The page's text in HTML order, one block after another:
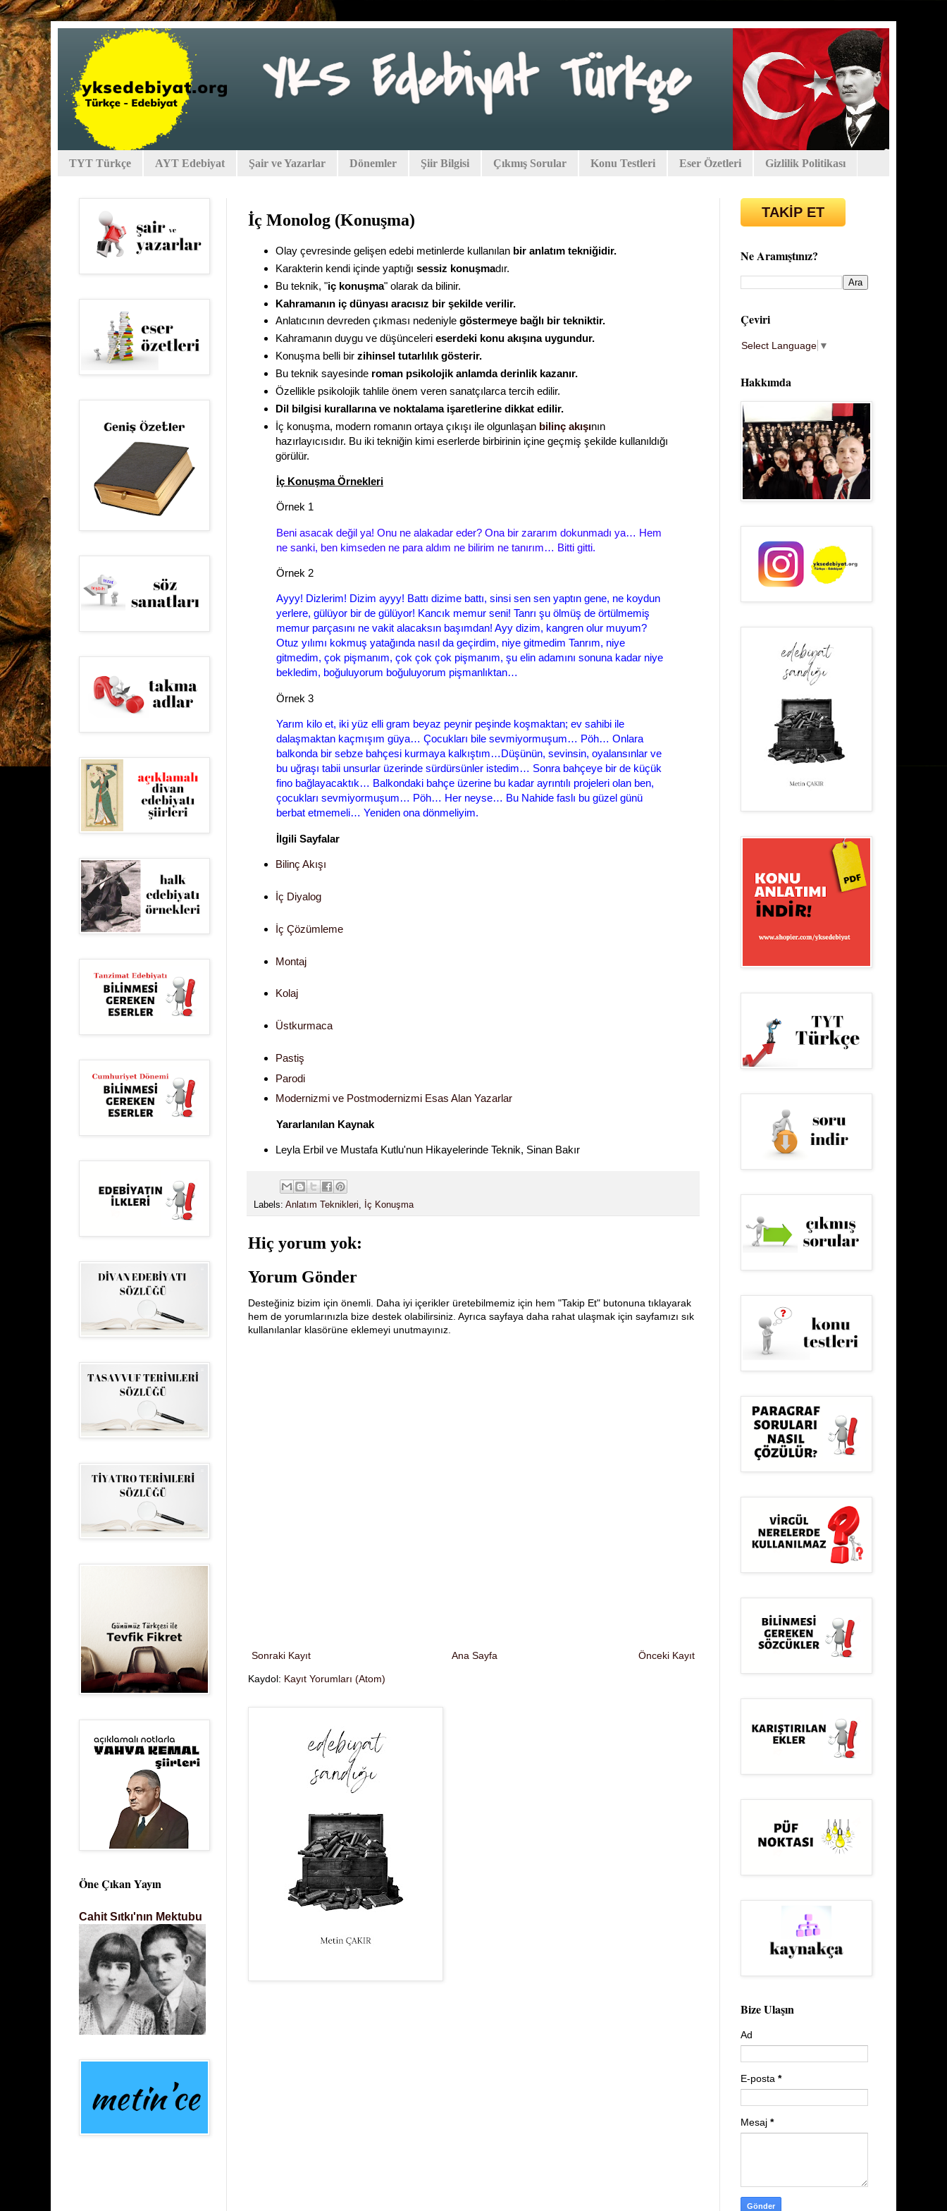
TYT Türkçe AYT Edebiyat Şair ve Yazarlar Dönemler Şiir Bilgisi Çıkmış Sorular Konu Testleri Eser Özetleri Gizlilik Politikası
İç Monolog (Konuşma)
Olay çevresinde gelişen edebi metinlerde kullanılan bir anlatım tekniğidir.
Karakterin kendi içinde yaptığı sessiz konuşmadır.
Bu teknik, "iç konuşma" olarak da bilinir.
Kahramanın iç dünyası aracısız bir şekilde verilir.
Anlatıcının devreden çıkması nedeniyle göstermeye bağlı bir tekniktir.
Kahramanın duygu ve düşünceleri eserdeki konu akışına uygundur.
Konuşma belli bir zihinsel tutarlılık gösterir.
Bu teknik sayesinde roman psikolojik anlamda derinlik kazanır.
Özellikle psikolojik tahlile önem veren sanatçılarca tercih edilir.
Dil bilgisi kurallarına ve noktalama işaretlerine dikkat edilir.
İç konuşma, modern romanın ortaya çıkışı ile olgunlaşan bilinç akışının
hazırlayıcısıdır. Bu iki tekniğin kimi eserlerde birbirinin içine geçmiş şekilde kullanıldığı
görülür.
İç Konuşma Örnekleri
Örnek 1
Beni asacak değil ya! Onu ne alakadar eder? Ona bir zararım dokunmadı ya… Hem
ne sanki, ben kimseden ne para aldım ne bilirim ne tanırım… Bitti gitti.
Örnek 2
Ayyy! Dizlerim! Dizim ayyy! Battı dizime battı, sinsi sen sen yaptın gene, ne koydun
yerlere, gülüyor bir de gülüyor! Kancık memur seni! Tanrı şu ölmüş de örtülmemiş
memur parçasını ne vakit alacaksın başımdan! Ayy dizim, kangren olur muyum?
Otuz yılımı kokmuş yatağında nasıl da geçirdim, niye gitmedim Tanrım, niye
gitmedim, çok pişmanım, çok çok çok pişmanım, şu elin adamını sonuna kadar niye
bekledim, boğuluyorum boğuluyorum pişmanlıktan…
Örnek 3
Yarım kilo et, iki yüz elli gram beyaz peynir peşinde koşmaktan; ev sahibi ile
dalaşmaktan kaçmışım güya… Çocukları bile sevmiyormuşum… Pöh… Onlara
balkonda bir sebze bahçesi kurmaya kalkıştım…Düşünün, sevinsin, oyalansınlar ve
bu uğraşı tabii unsurlar üzerinde sürdürsünler istedim… Sonra bahçeye bir de küçük
fino bağlayacaktık… Balkondaki bahçe üzerine bu kadar ayrıntılı projeleri olan ben,
çocukları sevmiyormuşum… Pöh… Her neyse… Bu Nahide faslı bu güzel günü
berbat etmemeli… Yeniden ona dönmeliyim.
İlgili Sayfalar
Bilinç Akışı
İç Diyalog
İç Çözümleme
Montaj
Kolaj
Üstkurmaca
Pastiş
Parodi
Modernizmi ve Postmodernizmi Esas Alan Yazarlar
Yararlanılan Kaynak
Leyla Erbil ve Mustafa Kutlu'nun Hikayelerinde Teknik, Sinan Bakır
Labels: Anlatım Teknikleri İç Konuşma
Hiç yorum yok:
Yorum Gönder
Desteğiniz bizim için önemli. Daha iyi içerikler üretebilmemiz için hem "Takip Et" butonuna tıklayarak
hem de yorumlarınızla bize destek olabilirsiniz. Ayrıca sayfaya daha rahat ulaşmak için sayfamızı sık
kullanılanlar klasörüne eklemeyi unutmayınız.
Sonraki Kayıt Önceki Kayıt
Ana Sayfa
Kaydol: Kayıt Yorumları (Atom)
Öne Çıkan Yayın
Cahit Sıtkı'nın Mektubu
TAKİP ET
Ne Aramıştınız?
Çeviri
Select Language ▼
Hakkımda
Bize Ulaşın
Ad
E-posta *
Mesaj *